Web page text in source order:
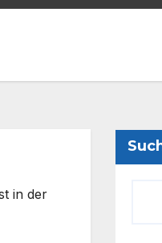
in der